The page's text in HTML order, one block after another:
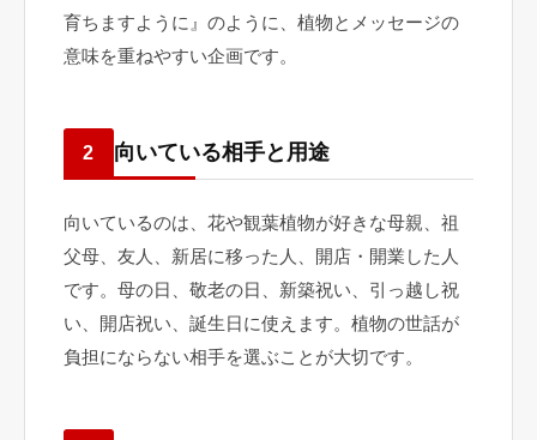
育ちますように』のように、植物とメッセージの
意味を重ねやすい企画です。
2 向いている相手と用途
向いているのは、花や観葉植物が好きな母親、祖
父母、友人、新居に移った人、開店・開業した人
です。母の日、敬老の日、新築祝い、引っ越し祝
い、開店祝い、誕生日に使えます。植物の世話が
負担にならない相手を選ぶことが大切です。